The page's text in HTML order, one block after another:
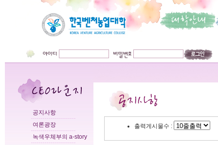
공지사항
여론광장
녹색우체부의 a-story
출력게시물수 :